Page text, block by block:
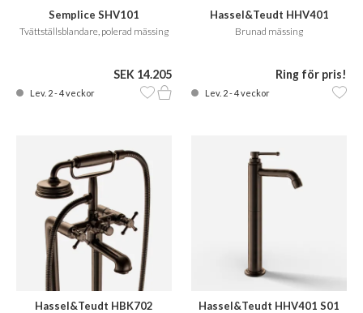
Semplice SHV101
Tvättställsblandare, polerad mässing
SEK 14.205
Lev. 2 - 4 veckor
Hassel&Teudt HHV401
Brunad mässing
Ring för pris!
Lev. 2 - 4 veckor
Hassel&Teudt HBK702 Hassel&Teudt HHV401 S01